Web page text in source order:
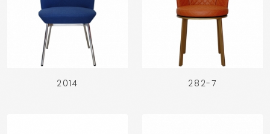
2014 282-7